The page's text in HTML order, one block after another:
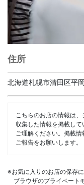
住所
北海道札幌市清田区平
こちらのお店の情報は
収集した情報を掲載し
ご理解ください。掲載
ご報告をお願いします。
※お気に入りのお店の保存に
ブラウザのプライベート